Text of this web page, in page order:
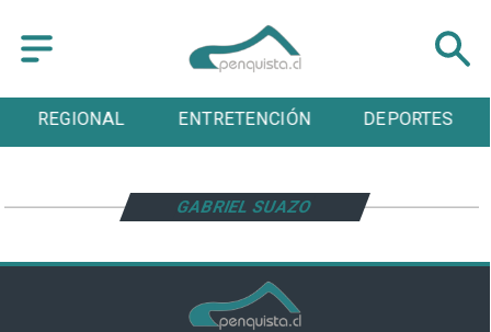
REGIONAL ENTRETENCIÓN DEPORTES
GABRIEL SUAZO